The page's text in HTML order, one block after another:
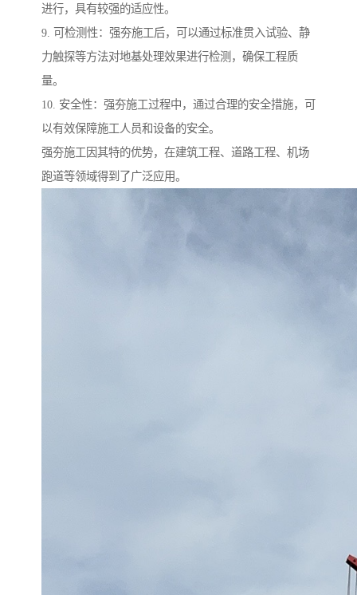
进行，具有较强的适应性。
9. 可检测性：强夯施工后，可以通过标准贯入试验、静
力触探等方法对地基处理效果进行检测，确保工程质
量。
10. 安全性：强夯施工过程中，通过合理的安全措施，可
以有效保障施工人员和设备的安全。
强夯施工因其特的优势，在建筑工程、道路工程、机场
跑道等领域得到了广泛应用。